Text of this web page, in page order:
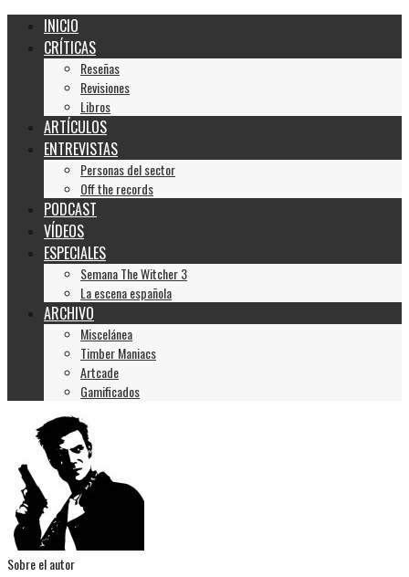
INICIO
CRÍTICAS
Reseñas
Revisiones
Libros
ARTÍCULOS
ENTREVISTAS
Personas del sector
Off the records
PODCAST
VÍDEOS
ESPECIALES
Semana The Witcher 3
La escena española
ARCHIVO
Miscelánea
Timber Maniacs
Artcade
Gamificados
Sobre el autor